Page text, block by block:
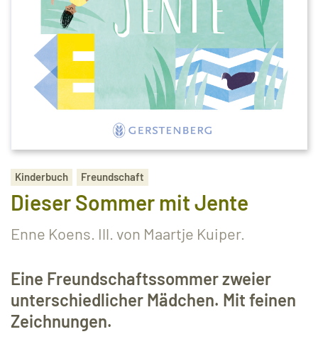
Kinderbuch Freundschaft
Dieser Sommer mit Jente
Enne Koens. Ill. von Maartje Kuiper.
Eine Freundschaftssommer zweier
unterschiedlicher Mädchen. Mit feinen
Zeichnungen.